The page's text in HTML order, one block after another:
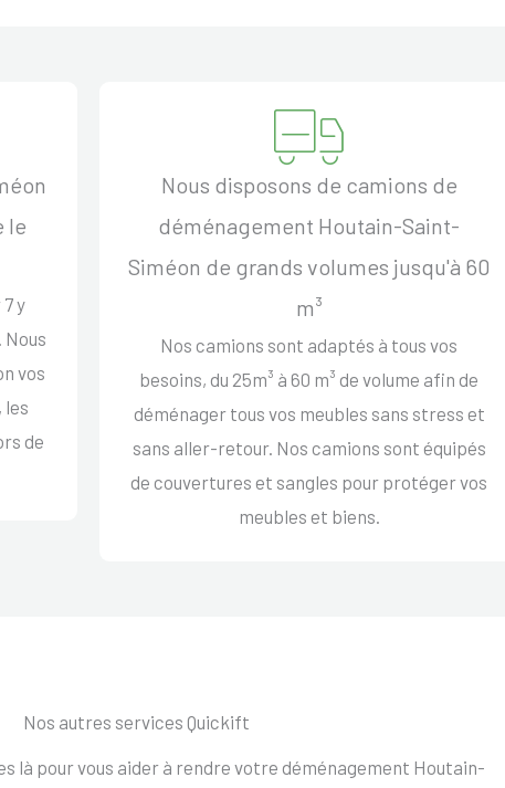
le
y
vos
les
de
Nous disposons de camions de
déménagement Houtain-Saint-
Siméon de grands volumes jusqu'à 60
m³
Nos camions sont adaptés à tous vos
besoins, du 25m³ à 60 m³ de volume afin de
déménager tous vos meubles sans stress et
sans aller-retour. Nos camions sont équipés
de couvertures et sangles pour protéger vos
meubles et biens.
Nos autres services Quickift
là pour vous aider à rendre votre déménagement Houtain-